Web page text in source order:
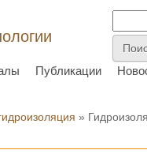
Публикации
»